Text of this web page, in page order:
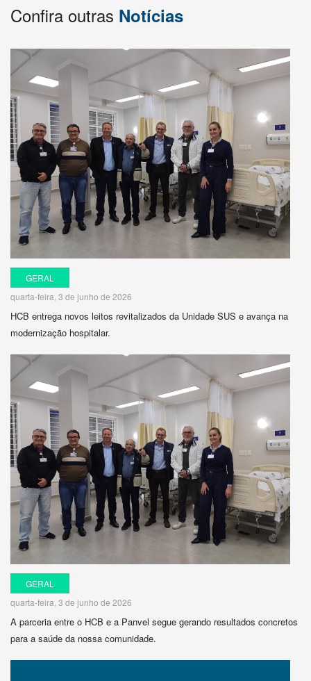
Confira outras Notícias
GERAL
quarta-feira, 3 de junho de 2026
HCB entrega novos leitos revitalizados da Unidade SUS e avança na
modernização hospitalar.
GERAL
quarta-feira, 3 de junho de 2026
A parceria entre o HCB e a Panvel segue gerando resultados concretos
para a saúde da nossa comunidade.